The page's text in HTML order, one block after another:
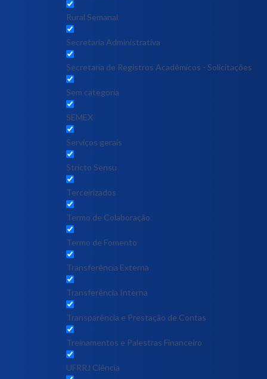
Rural Semanal
Secretaria Administrativa
Secretaria de Registros Acadêmicos - Solicitações
Sem categoria
SEMEX
Serviços gerais
Stricto Sensu
Terceirizados
Termo de Colaboração
Termo de Fomento
Transferência Externa
Transferência Interna
Transparência e Prestação de Contas
Treinamentos e Palestras Financeiro
UFRRJ Ciência